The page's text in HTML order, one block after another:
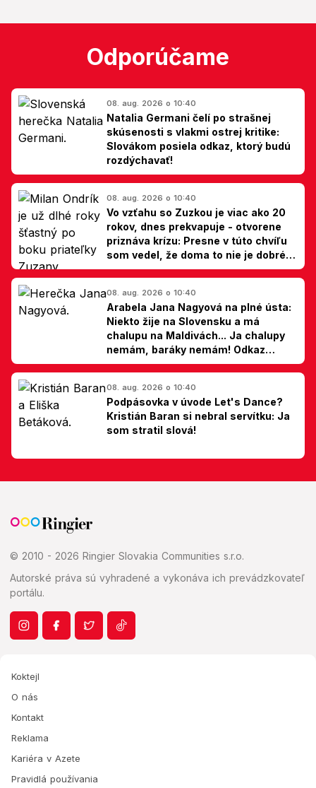
Odporúčame
08. aug. 2026 o 10:40
Natalia Germani čelí po strašnej
skúsenosti s vlakmi ostrej kritike:
Slovákom posiela odkaz, ktorý budú
rozdýchavať!
08. aug. 2026 o 10:40
Vo vzťahu so Zuzkou je viac ako 20
rokov, dnes prekvapuje - otvorene
priznáva krízu: Presne v túto chvíľu
som vedel, že doma to nie je dobré,
hovorí Milan Ondrík
08. aug. 2026 o 10:40
Arabela Jana Nagyová na plné ústa:
Niekto žije na Slovensku a má
chalupu na Maldivách... Ja chalupy
nemám, baráky nemám! Odkaz
Slovákom
08. aug. 2026 o 10:40
Podpásovka v úvode Let's Dance?
Kristián Baran si nebral servítku: Ja
som stratil slová!
© 2010 - 2026 Ringier Slovakia Communities s.r.o.
Autorské práva sú vyhradené a vykonáva ich prevádzkovateľ
portálu.
Koktejl
O nás
Kontakt
Reklama
Kariéra v Azete
Pravidlá používania